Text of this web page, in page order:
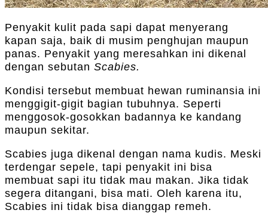
Penyakit kulit pada sapi dapat menyerang
kapan saja, baik di musim penghujan maupun
panas. Penyakit yang meresahkan ini dikenal
dengan sebutan Scabies.
Kondisi tersebut membuat hewan ruminansia ini
menggigit-gigit bagian tubuhnya. Seperti
menggosok-gosokkan badannya ke kandang
maupun sekitar.
Scabies juga dikenal dengan nama kudis. Meski
terdengar sepele, tapi penyakit ini bisa
membuat sapi itu tidak mau makan. Jika tidak
segera ditangani, bisa mati. Oleh karena itu,
Scabies ini tidak bisa dianggap remeh.